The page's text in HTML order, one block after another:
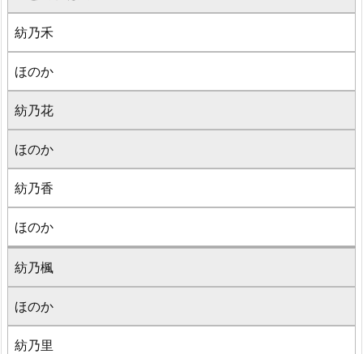
紡乃禾
ほのか
紡乃花
ほのか
紡乃香
ほのか
紡乃楓
ほのか
紡乃里